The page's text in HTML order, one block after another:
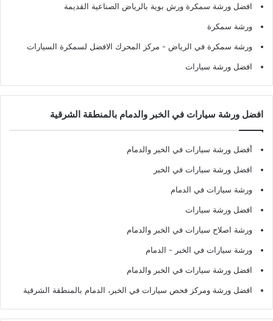
افضل ورشة سمكرة ورش بوية بالرياض الصناعية القديمة
ورشة سمكرة
ورشة سمكرة في الرياض - مركز المحرك الافضل لسمكرة السيارات
افضل ورشة سيارات
افضل ورشة سيارات في الخبر والدمام بالمنطقة الشرقية
أفضل ورشة سيارات في الخبر والدمام
افضل ورشة سيارات في الخبر
ورشة سيارات في الدمام
افضل ورشة سيارات
ورشة اصلاح سيارات في الخبر والدمام
ورشة سيارات في الخبر - الدمام
افضل ورشة سيارات في الخبر والدمام
افضل ورشة ومركز فحص سيارات في الخبر، الدمام بالمنطقة الشرقية